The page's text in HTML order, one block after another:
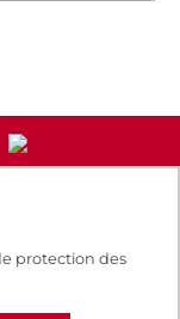
protection des